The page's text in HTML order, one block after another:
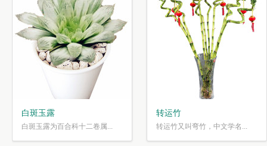
白斑玉露
白斑玉露为百合科十二卷属...
转运竹
转运竹又叫弯竹，中文学名...